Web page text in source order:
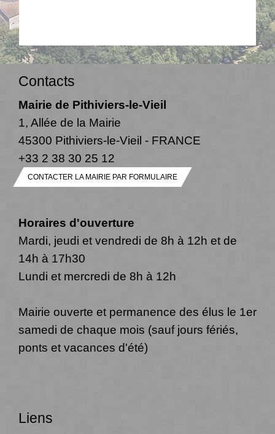
Contacts
Mairie de Pithiviers-le-Vieil
1, Allée de la Mairie
45300 Pithiviers-le-Vieil - FRANCE
+33 2 38 30 25 12
CONTACTER LA MAIRIE PAR FORMULAIRE
Horaires d'ouverture
Mardi, jeudi et vendredi de 8h à 12h et de
14h à 17h30
Lundi et mercredi de 8h à 12h
Mairie ouverte et permanence des élus le 1er
samedi de chaque mois (sauf jours fériés,
ponts et vacances d'été)
Liens